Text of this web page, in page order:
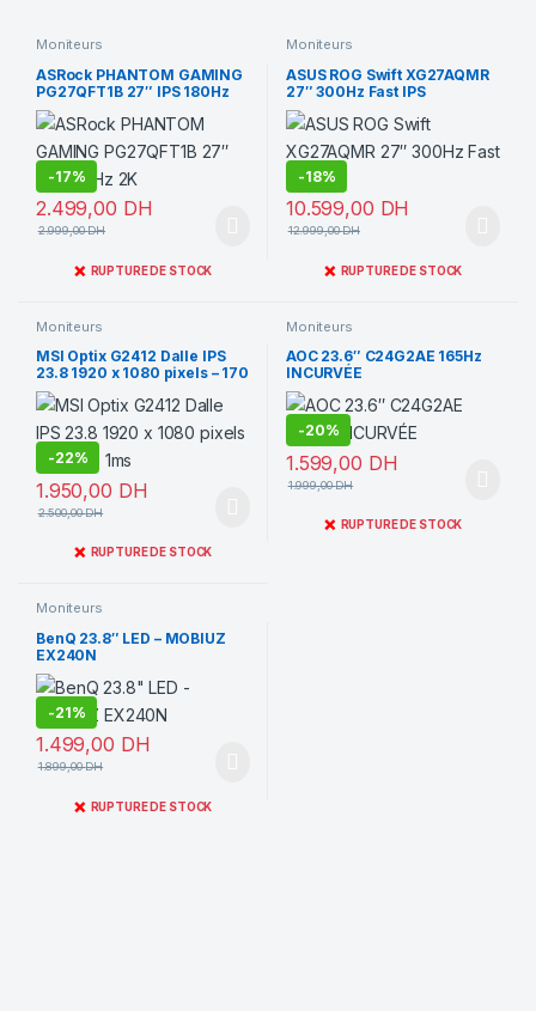
Moniteurs
ASRock PHANTOM GAMING
PG27QFT1B 27″ IPS 180Hz
2K
-17%
2.499,00 DH
2.999,00DH
❌ RUPTURE DE STOCK
Moniteurs
ASUS ROG Swift XG27AQMR
27″ 300Hz Fast IPS
-18%
10.599,00 DH
12.999,00DH
❌ RUPTURE DE STOCK
Moniteurs
MSI Optix G2412 Dalle IPS
23.8 1920 x 1080 pixels – 170
Hz 1ms
-22%
1.950,00 DH
2.500,00DH
❌ RUPTURE DE STOCK
Moniteurs
AOC 23.6″ C24G2AE 165Hz
INCURVÉE
-20%
1.599,00 DH
1.999,00DH
❌ RUPTURE DE STOCK
Moniteurs
BenQ 23.8″ LED – MOBIUZ
EX240N
-21%
1.499,00 DH
1.899,00DH
❌ RUPTURE DE STOCK